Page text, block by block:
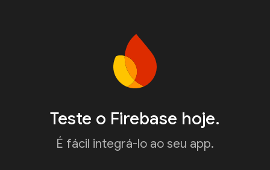
Teste o Firebase hoje.
É fácil integrá-lo ao seu app.